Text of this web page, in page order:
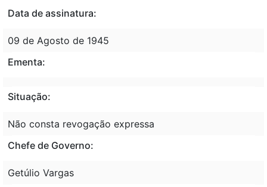
Data de assinatura:
09 de Agosto de 1945
Ementa:
Situação:
Não consta revogação expressa
Chefe de Governo:
Getúlio Vargas